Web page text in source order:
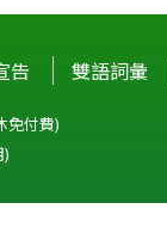
告 雙語詞彙
免付費)